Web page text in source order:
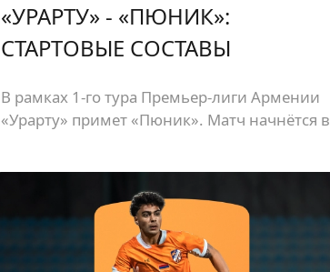
«УРАРТУ» - «ПЮНИК»:
СТАРТОВЫЕ СОСТАВЫ
В рамках 1-го тура Премьер-лиги Армении
«Урарту» примет «Пюник». Матч начнётся в